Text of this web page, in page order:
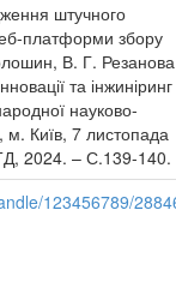
штучного
платформи збору
В. Г. Резанова
та
науково-
м. Київ, 7 листопада
2024. – С.139-140.
123456789/